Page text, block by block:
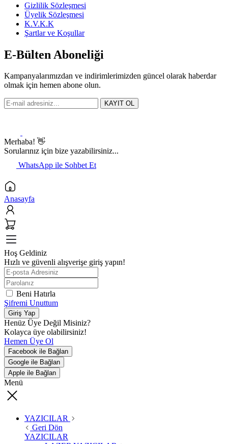
Gizlilik Sözleşmesi
Üyelik Sözleşmesi
K.V.K.K
Şartlar ve Koşullar
E-Bülten Aboneliği
Kampanyalarımızdan ve indirimlerimizden güncel olarak haberdar
olmak için hemen abone olun.
KAYIT OL
Merhaba! 👋
Sorularınız için bize yazabilirsiniz...
WhatsApp ile Sohbet Et
Anasayfa
Hoş Geldiniz
Hızlı ve güvenli alışverişe giriş yapın!
Beni Hatırla
Şifremi Unuttum
Giriş Yap
Henüz Üye Değil Misiniz?
Kolayca üye olabilirsiniz!
Hemen Üye Ol
Facebook ile Bağlan
Google ile Bağlan
Apple ile Bağlan
Menü
YAZICILAR
Geri Dön
YAZICILAR